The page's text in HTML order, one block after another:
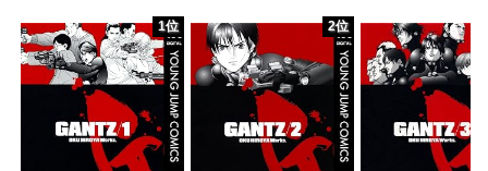
1位 2位